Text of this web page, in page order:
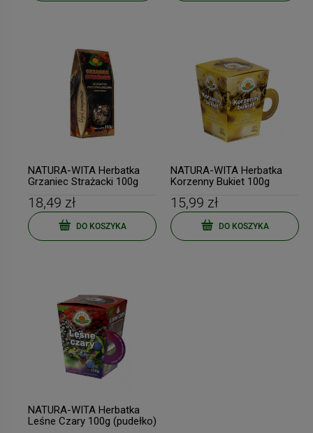
NATURA-WITA Herbatka
Grzaniec Strażacki 100g
18,49 zł
DO KOSZYKA
NATURA-WITA Herbatka
Korzenny Bukiet 100g
15,99 zł
DO KOSZYKA
NATURA-WITA Herbatka
Leśne Czary 100g (pudełko)